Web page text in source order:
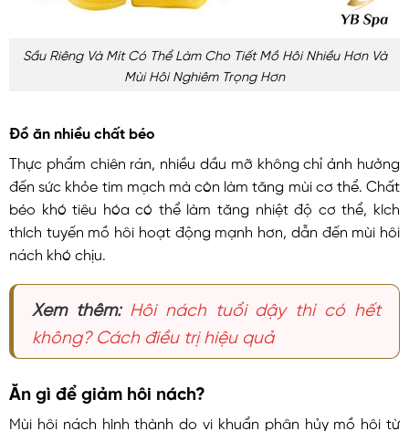
Sầu Riêng Và Mít Có Thể Làm Cho Tiết Mồ Hôi Nhiều Hơn Và
Mùi Hôi Nghiêm Trọng Hơn
Đồ ăn nhiều chất béo
Thực phẩm chiên rán, nhiều dầu mỡ không chỉ ảnh hưởng
đến sức khỏe tim mạch mà còn làm tăng mùi cơ thể. Chất
béo khó tiêu hóa có thể làm tăng nhiệt độ cơ thể, kích
thích tuyến mồ hôi hoạt động mạnh hơn, dẫn đến mùi hôi
nách khó chịu.
Xem thêm:
Hôi nách tuổi dậy thì có hết
không? Cách điều trị hiệu quả
Ăn gì để giảm hôi nách?
Mùi hôi nách hình thành do vi khuẩn phân hủy mồ hôi từ